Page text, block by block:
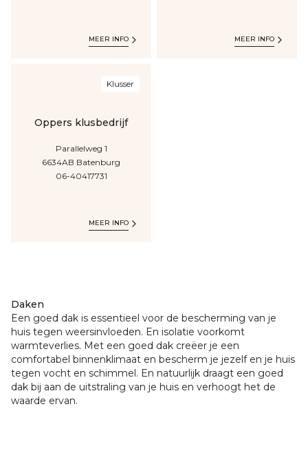
MEER INFO MEER INFO
Klusser
Oppers klusbedrijf
Parallelweg 1
6634AB Batenburg
06-40417731
MEER INFO
Daken
Een goed dak is essentieel voor de bescherming van je
huis tegen weersinvloeden. En isolatie voorkomt
warmteverlies. Met een goed dak creëer je een
comfortabel binnenklimaat en bescherm je jezelf en je huis
tegen vocht en schimmel. En natuurlijk draagt een goed
dak bij aan de uitstraling van je huis en verhoogt het de
waarde ervan.